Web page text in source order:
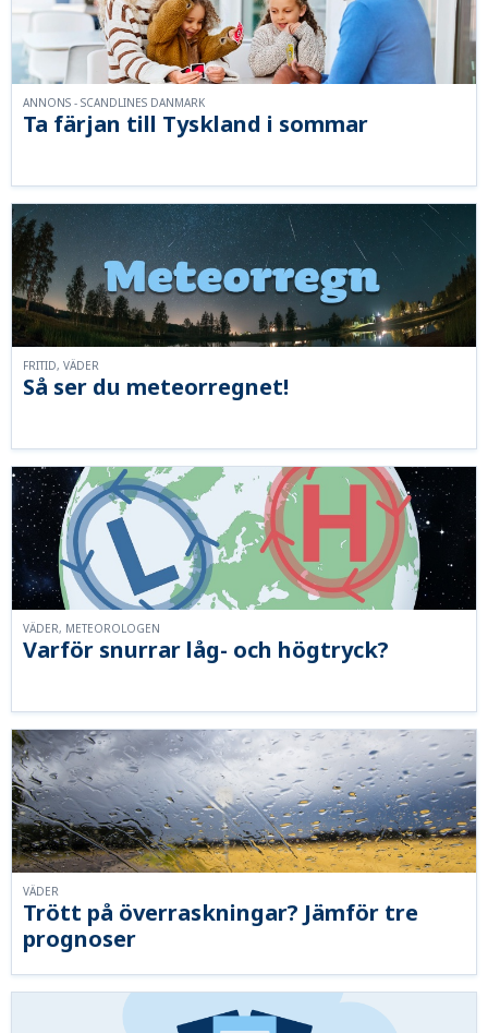
Ta färjan till Tyskland i sommar
ANNONS - SCANDLINES DANMARK
Så ser du meteorregnet!
FRITID, VÄDER
Varför snurrar låg- och högtryck?
VÄDER, METEOROLOGEN
Trött på överraskningar? Jämför tre
prognoser
VÄDER